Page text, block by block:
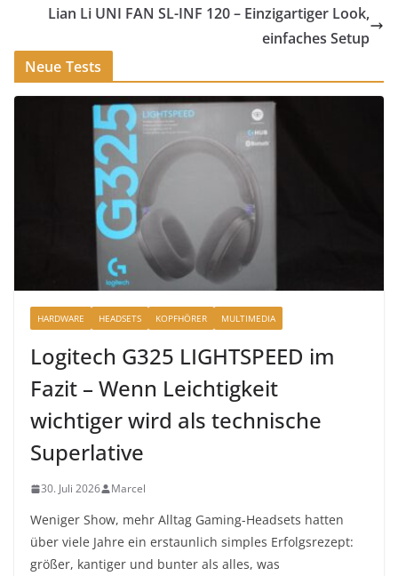
Lian Li UNI FAN SL-INF 120 – Einzigartiger Look,
einfaches Setup
Neue Tests
HARDWARE HEADSETS KOPFHÖRER MULTIMEDIA
Logitech G325 LIGHTSPEED im
Fazit – Wenn Leichtigkeit
wichtiger wird als technische
Superlative
30. Juli 2026 Marcel
Weniger Show, mehr Alltag Gaming-Headsets hatten
über viele Jahre ein erstaunlich simples Erfolgsrezept:
größer, kantiger und bunter als alles, was